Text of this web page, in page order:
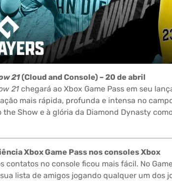
21(Cloud and Console) – 20 de abril
21 chegará ao Xbox Game Pass em seu
mais rápida, profunda e intensa no
the Show e à glória da Diamond Dynasty
Xbox Game Pass nos consoles Xbox
contatos no console ficou mais fácil. No
lista de amigos jogando qualquer um dos